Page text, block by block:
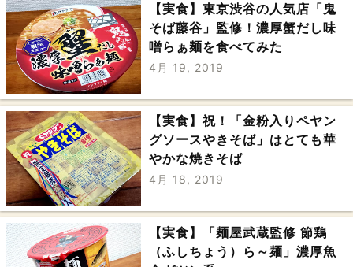
【実食】東京渋谷の人気店「鬼
そば藤谷」監修！濃厚蟹だし味
噌らぁ麺を食べてみた
4月 19, 2019
【実食】祝！「金粉入りペヤン
グソースやきそば」はとても華
やかな焼きそば
4月 18, 2019
【実食】「麺屋武蔵監修 節鶏
（ふしちょう）ら～麺」濃厚魚